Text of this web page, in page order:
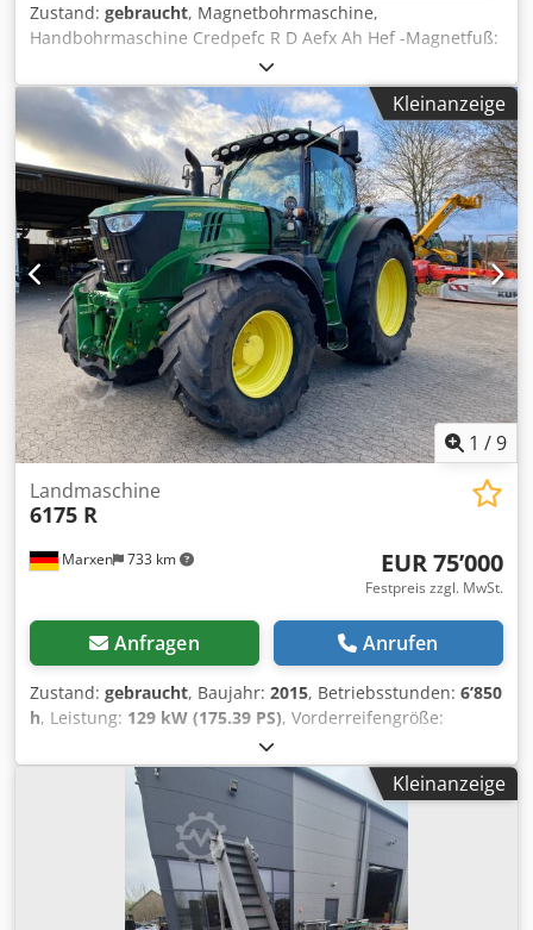
Zustand: gebraucht, Magnetbohrmaschine,
Handbohrmaschine Credpefc R D Aefx Ah Hef -Magnetfuß:
Magnetor Typ PS 32 L -Bohrmaschine: AEG Typ HBE-IV -
Aufnahme: MK2 -max. Bohrer: Ø 23 mm -Anschluss: 265
V/200 Hz -Abmessungen: 700/300/H670 mm -Gewicht: 49
kg
Kleinanzeige
1 /9
Marxen 733 km
Landmaschine
6175 R
EUR 75’000
Festpreis zzgl. MwSt.
Anfragen Anrufen
Zustand: gebraucht, Baujahr: 2015, Betriebsstunden: 6’850
h, Leistung: 129 kW (175.39 PS), Vorderreifengröße:
, Hinterreifengröße:
Druckluftbremse, BETRIEBSSTUNDEN 6800 / AUTOPOWR /
IVT - 50 KM / KOMMANDOZENTRALDISPLAY AUTOTRAC
VORBEREIT / JDLINK-FÄHIG / 4600 PROZESSOR / KABINE
PR.-CV KABINE MIT KOMMANDO-ARM STANDARD-SITZ /
SPIEGEL - MANUELL TELESKOPIERBAR PANORAMA WS W/PD
/ STANDARD-RADIO / HYD Codpsu Rvklofx Ah Herf
Kleinanzeige